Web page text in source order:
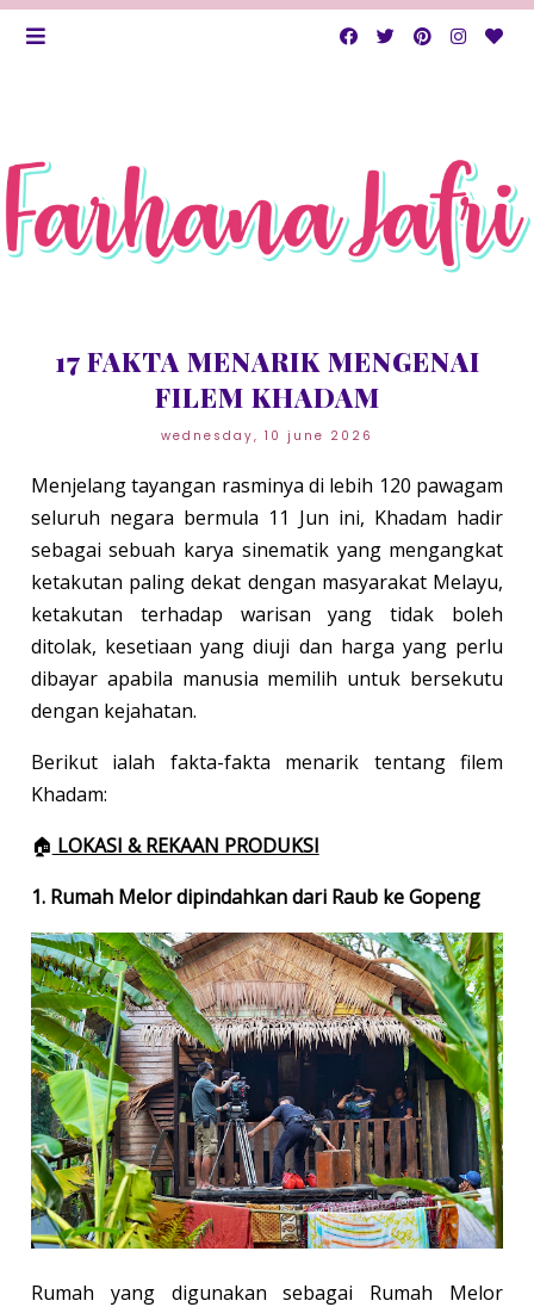
17 FAKTA MENARIK MENGENAI
FILEM KHADAM
wednesday, 10 june 2026
Menjelang tayangan rasminya di lebih 120 pawagam
seluruh negara bermula 11 Jun ini, Khadam hadir
sebagai sebuah karya sinematik yang mengangkat
ketakutan paling dekat dengan masyarakat Melayu,
ketakutan terhadap warisan yang tidak boleh
ditolak, kesetiaan yang diuji dan harga yang perlu
dibayar apabila manusia memilih untuk bersekutu
dengan kejahatan.
Berikut ialah fakta-fakta menarik tentang filem
Khadam:
🏠 LOKASI & REKAAN PRODUKSI
1. Rumah Melor dipindahkan dari Raub ke Gopeng
Rumah yang digunakan sebagai Rumah Melor